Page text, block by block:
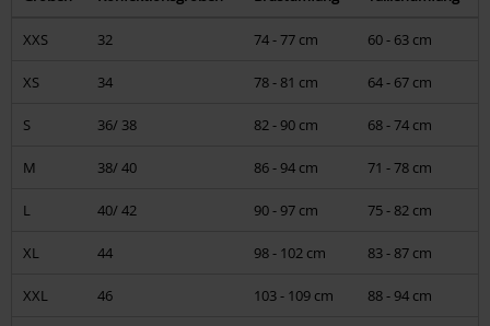
Kopfbedeckung
Schuhe
Frauen
Mäntel, Jacken, Kleider
T-Shirts, Top's, Kapuzenpullover & -jacken, Longsleeves
XXS 32 74 - 77 cm 60 - 63 cm
XS 34 78 - 81 cm 64 - 67 cm
S 36/ 38 82 - 90 cm 68 - 74 cm
M 38/ 40 86 - 94 cm 71 - 78 cm
L 40/ 42 90 - 97 cm 75 - 82 cm
XL 44 98 - 102 cm 83 - 87 cm
XXL 46 103 - 109 cm 88 - 94 cm